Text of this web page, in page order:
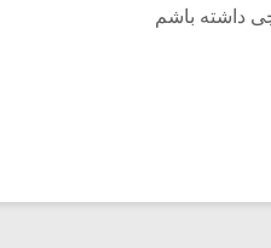
داشته باشم